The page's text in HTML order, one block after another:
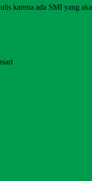
karena ada SMI yang